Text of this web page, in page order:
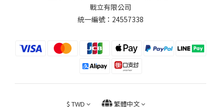
戰立有限公司
統一編號：24557338
$ TWD 繁體中文